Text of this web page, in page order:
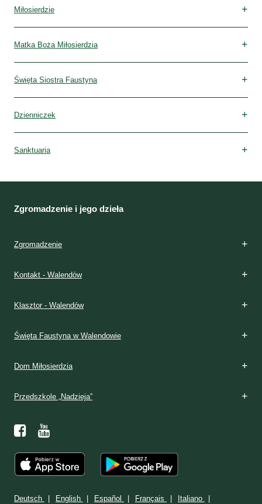
Miłosierdzie
Matka Boża Miłosierdzia
Święta Siostra Faustyna
Dzienniczek
Sanktuaria
Zgromadzenie i jego dzieła
Zgromadzenie
Kontakt - Walendów
Klasztor - Walendów
Święta Faustyna w Walendowie
Dom Miłosierdzia
Przedszkole „Nadzieja”
Deutsch English Español Français Italiano